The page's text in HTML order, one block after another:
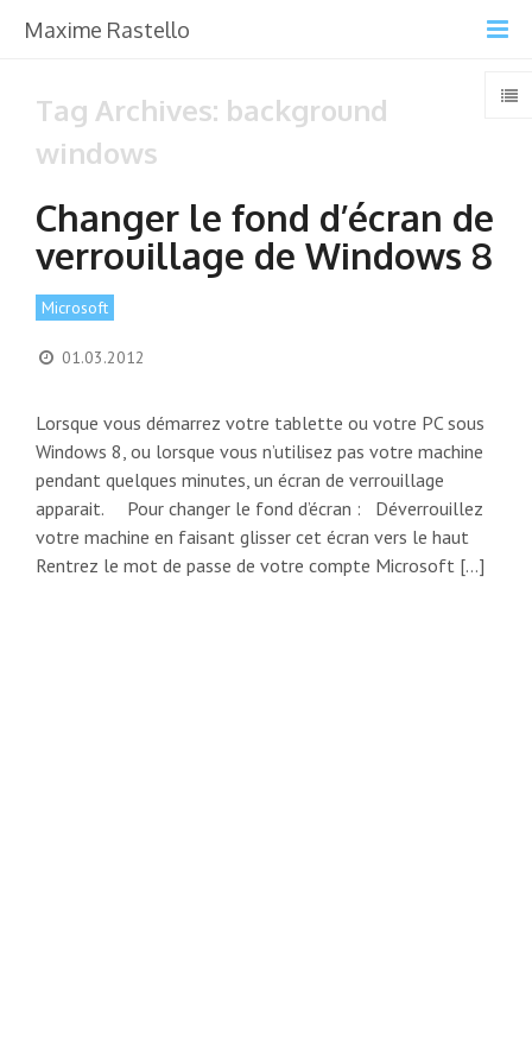
Maxime Rastello
Tag Archives: background
windows
Changer le fond d’écran de
verrouillage de Windows 8
Microsoft
01.03.2012
Lorsque vous démarrez votre tablette ou votre PC sous
Windows 8, ou lorsque vous n’utilisez pas votre machine
pendant quelques minutes, un écran de verrouillage
apparait. Pour changer le fond d’écran : Déverrouillez
votre machine en faisant glisser cet écran vers le haut
Rentrez le mot de passe de votre compte Microsoft […]